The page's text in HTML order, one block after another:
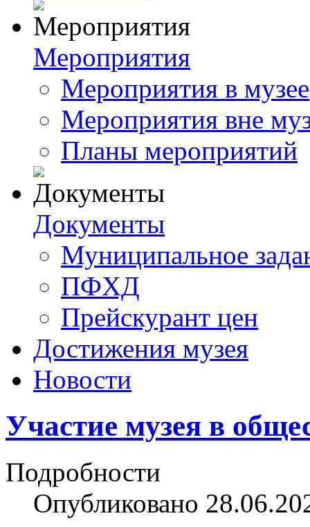
Мероприятия
Мероприятия в музее
Мероприятия вне
Планы мероприятий
Документы
Муниципальное
ПФХД
Прейскурант цен
Достижения музея
Новости
Участие музея в
Подробности
Опубликовано